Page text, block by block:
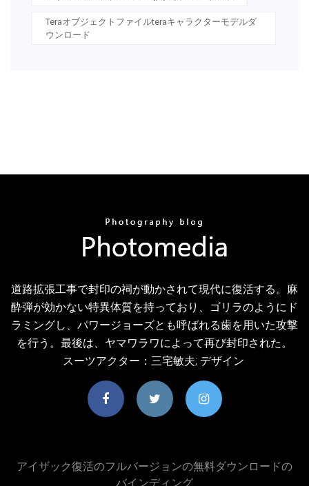
Teraオブジェクトファイルteraキャラクターモデルダ
ウンロード
道路拡張工事で封印の祠が動かされて現代に復活する。麻
酔弾が効かない特異体質を持っており、ゴリラのようにド
ラミングし、パワージョーズとも呼ばれる歯を用いた攻撃
を行う。最後は、ヤマワラワによって再び封印された。
スーツアクター：三宅敏夫; デザイン
アイザック復活のフルバージョンの無料ダウンロードの
バインディング